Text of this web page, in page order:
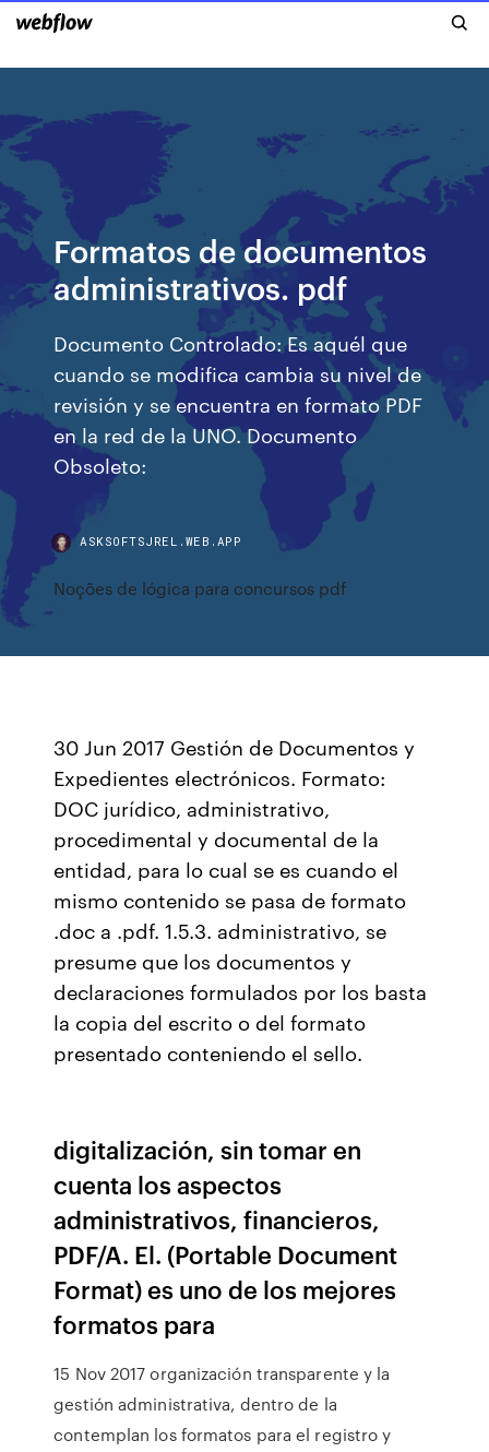
Formatos de documentos
administrativos. pdf
Documento Controlado: Es aquél que
cuando se modifica cambia su nivel de
revisión y se encuentra en formato PDF
en la red de la UNO. Documento
Obsoleto:
ASKSOFTSJREL.WEB.APP
Noções de lógica para concursos pdf
30 Jun 2017 Gestión de Documentos y
Expedientes electrónicos. Formato:
DOC jurídico, administrativo,
procedimental y documental de la
entidad, para lo cual se es cuando el
mismo contenido se pasa de formato
.doc a .pdf. 1.5.3. administrativo, se
presume que los documentos y
declaraciones formulados por los basta
la copia del escrito o del formato
presentado conteniendo el sello.
digitalización, sin tomar en
cuenta los aspectos
administrativos, financieros,
PDF/A. El. (Portable Document
Format) es uno de los mejores
formatos para
15 Nov 2017 organización transparente y la
gestión administrativa, dentro de la
contemplan los formatos para el registro y